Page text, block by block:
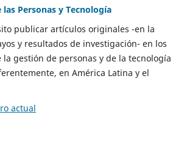
las Personas y Tecnología
publicar artículos originales -en la
y resultados de investigación- en los
la gestión de personas y de la tecnología
en América Latina y el
actual